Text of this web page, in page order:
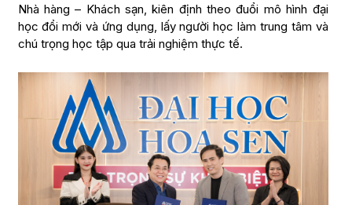
Nhà hàng – Khách sạn, kiên định theo đuổi mô hình đại
học đổi mới và ứng dụng, lấy người học làm trung tâm và
chú trọng học tập qua trải nghiệm thực tế.